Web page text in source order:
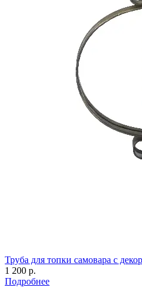
Труба для топки самовара с
1 200 р.
Подробнее